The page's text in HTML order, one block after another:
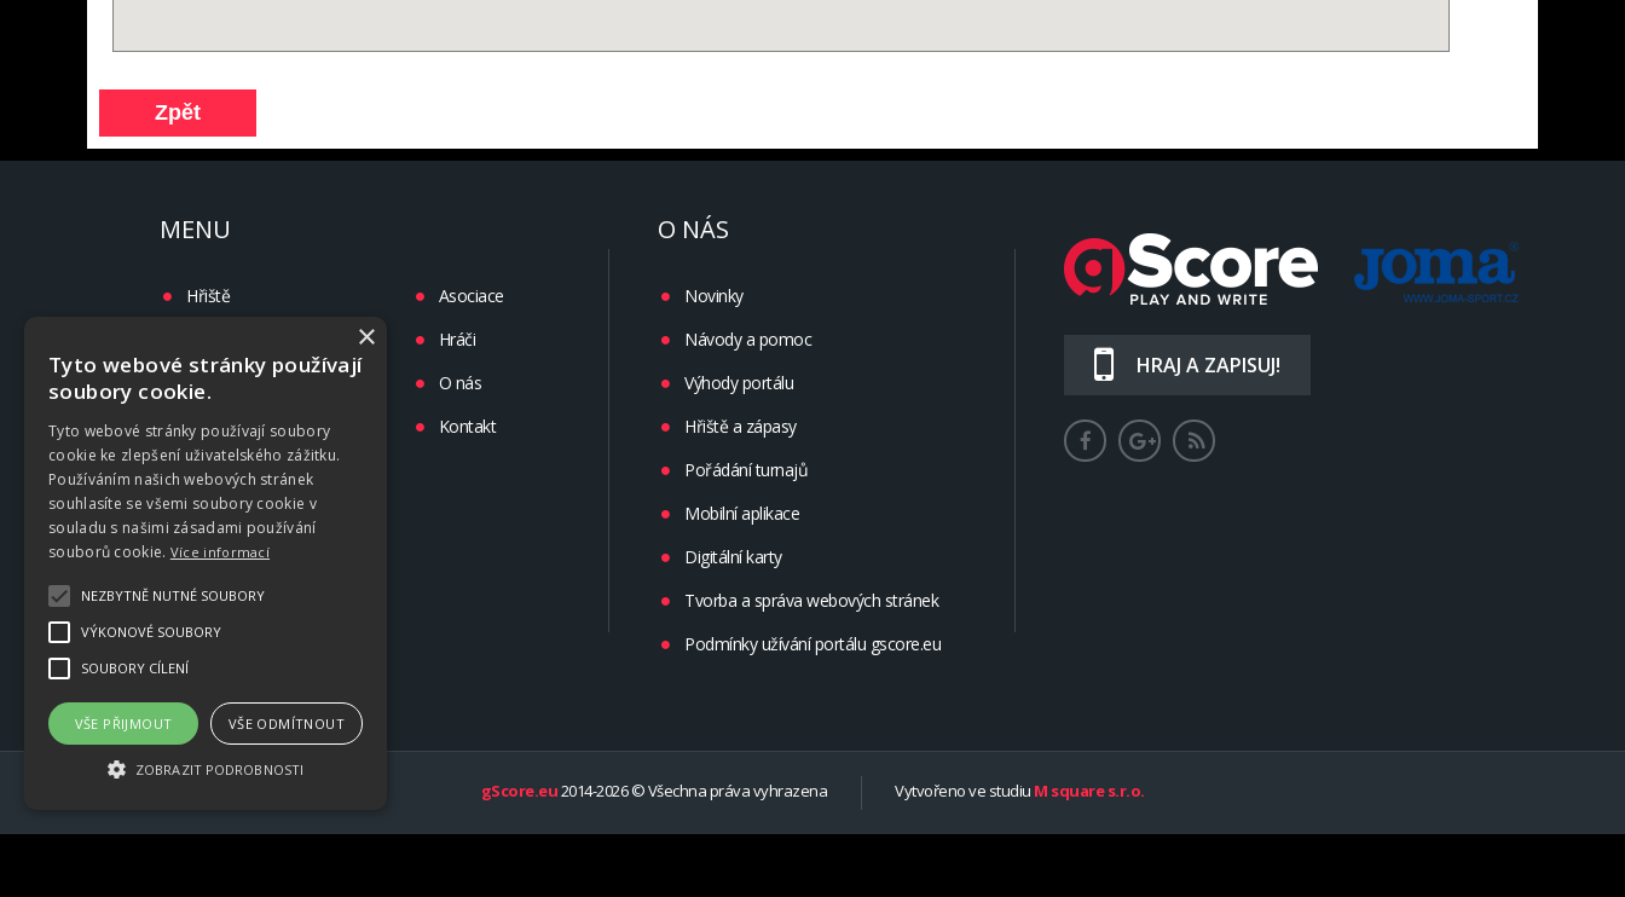
MENU
Hřiště
Liga
Tréninky
Kluby
Asociace
Hráči
O nás
Kontakt
O NÁS
Novinky
Návody a pomoc
Výhody portálu
Hřiště a zápasy
Pořádání turnajů
Mobilní aplikace
Digitální karty
Tvorba a správa webových stránek
Podmínky užívání portálu gscore.eu
HRAJ A ZAPISUJ!
gScore.eu2014-2026 © Všechna práva vyhrazena Vytvořeno ve studiu M square s.r.o.
×
Tyto webové stránky používají
soubory cookie.
Tyto webové stránky používají soubory
cookie ke zlepšení uživatelského zážitku.
Používáním našich webových stránek
souhlasíte se všemi soubory cookie v
souladu s našimi zásadami používání
souborů cookie. Více informací
NEZBYTNĚ NUTNÉ SOUBORY
VÝKONOVÉ SOUBORY
SOUBORY CÍLENÍ
VŠE PŘIJMOUT VŠE ODMÍTNOUT
ZOBRAZIT PODROBNOSTI